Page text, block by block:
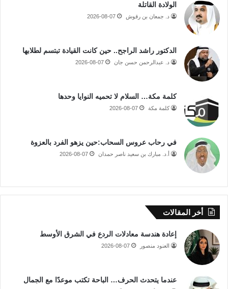
الولادة القاتلة
د. جمعان بن رقوش 2026-08-07
الدكتور راشد الراجح.. حين كانت القيادة تبتسم لطلابها
د. عبدالرحمن حسن جان 2026-08-07
كلمة مكة… السلام لا تحميه النوايا وحدها
كلمة مكة 2026-08-07
في رحاب عروس السحاب:حين يزهو الفرد بالعزوة
أ.د. مبارك بن سعيد ناصر حمدان 2026-08-07
أخر المقالات
إعادة هندسة معادلات الردع في الشرق الأوسط
العنود منصور 2026-08-07
عندما يتحدث الحرف… الباحة تكتب موعدًا مع الجمال